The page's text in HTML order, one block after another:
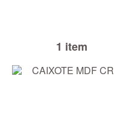
1 item